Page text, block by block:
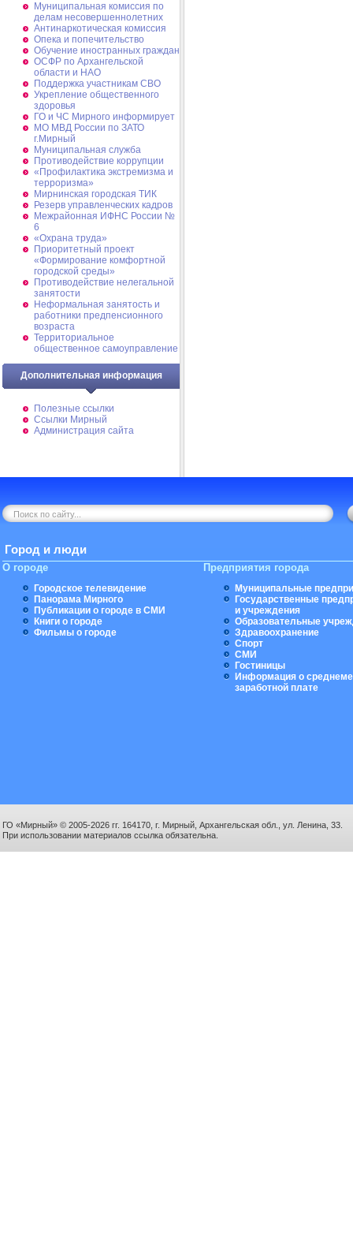
Муниципальная комиссия по
делам несовершеннолетних
Антинаркотическая комиссия
Опека и попечительство
Обучение иностранных граждан
ОСФР по Архангельской
области и НАО
Поддержка участникам СВО
Укрепление общественного
здоровья
ГО и ЧС Мирного информирует
МО МВД России по ЗАТО
г.Мирный
Муниципальная cлужба
Противодействие коррупции
«Профилактика экстремизма и
терроризма»
Мирнинская городская ТИК
Резерв управленческих кадров
Межрайонная ИФНС России №
6
«Охрана труда»
Приоритетный проект
«Формирование комфортной
городской среды»
Противодействие нелегальной
занятости
Неформальная занятость и
работники предпенсионного
возраста
Территориальное
общественное самоуправление
Дополнительная информация
Полезные ссылки
Ссылки Мирный
Администрация сайта
Город и люди
О городе
Городское телевидение
Панорама Мирного
Публикации о городе в СМИ
Книги о городе
Фильмы о городе
Предприятия города
Муниципальные
Государственные
и учреждения
Образовательные
Здравоохранение
Спорт
СМИ
Гостиницы
Информация о
заработной плате
ГО «Мирный» © 2005-2026 гг. 164170, г. Мирный, Архангельская обл., ул. Ленина, 33.
При использовании материалов ссылка обязательна.